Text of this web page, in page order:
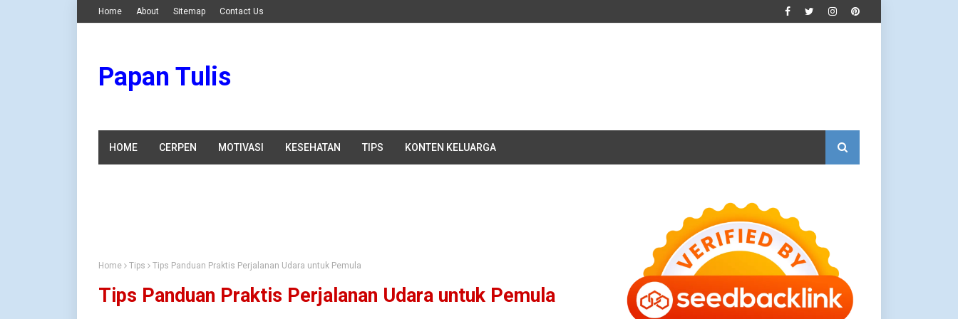
Home About Sitemap Contact Us
Papan Tulis
HOME CERPEN MOTIVASI KESEHATAN TIPS KONTEN KELUARGA
Home Tips Tips Panduan Praktis Perjalanan Udara untuk Pemula
Tips Panduan Praktis Perjalanan Udara untuk Pemula